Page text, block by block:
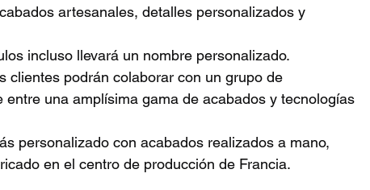
artesanales, detalles personalizados y
incluso llevará un nombre personalizado.
clientes podrán colaborar con un grupo de
una amplísima gama de acabados y tecnologías
personalizado con acabados realizados a mano,
en el centro de producción de Francia.